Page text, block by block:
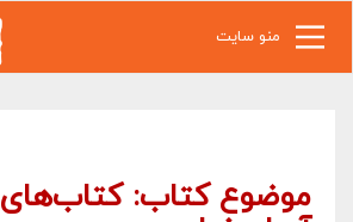
منو سایت
موضوع کتاب: کتاب‌های